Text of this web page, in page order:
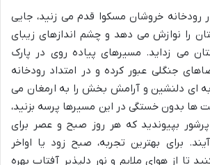
رودخانه خروشان مسکوا قدم می زنید، جایی
را نوازش می دهد و چشم اندازهای زیبای
می زداید. مسیرهای پیاده روی در پارک
جنگلی عبور کرده و در امتداد رودخانه
ای دلنشین و آرامش بخش را به ارمغان می
ها بدون خستگی در این مسیرها پرسه بزنید،
بپیوندید که هر روز صبح و عصر برای
برای بهترین تجربه، صبح زود یا اواخر
تا از هوای ملایم و نور دلپذیر آفتاب بهره